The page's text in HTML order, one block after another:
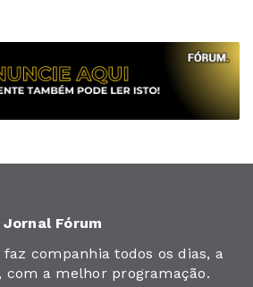
Jornal Fórum
companhia todos os dias, a
com a melhor programação.